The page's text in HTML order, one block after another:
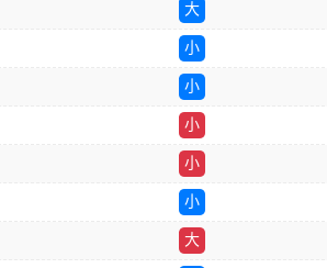
大
小
小
小
小
小
大